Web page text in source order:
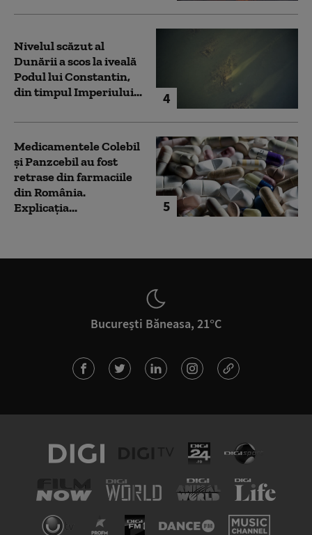
4
Nivelul scăzut al
Dunării a scos la iveală
Podul lui Constantin,
din timpul Imperiului...
5
Medicamentele Colebil
și Panzcebil au fost
retrase din farmaciile
din România.
Explicația...
București Băneasa, 21°C